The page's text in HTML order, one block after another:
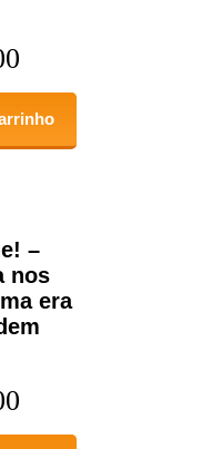
–
nos
era